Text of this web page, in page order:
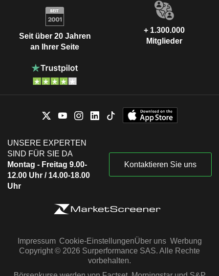
Seit über 20 Jahren
an Ihrer Seite
+ 1.300.000
Mitglieder
UNSERE EXPERTEN
SIND FÜR SIE DA
Montag - Freitag 9.00-
12.00 Uhr / 14.00-18.00
Uhr
Kontaktieren Sie uns
Impressum Cookie-EinstellungenÜber uns Werbung
Copyright © 2026 Surperformance SAS. Alle Rechte
vorbehalten.